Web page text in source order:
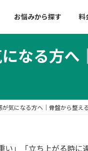
お悩みから探す 料
なる方へ
気になる方へ｜骨盤から整え
い」「立ち上がる時に